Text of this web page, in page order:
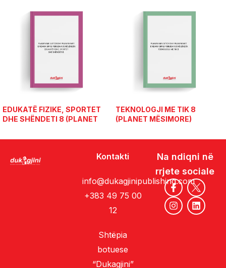
EDUKATË FIZIKE, SPORTET
DHE SHËNDETI 8 (PLANET
TEKNOLOGJI ME TIK 8
(PLANET MËSIMORE)
Kontakti
info@dukagjinipublishing.com
+383 49 75 00
12
Shtëpia
botuese
“Dukagjini”
Na ndiqni në
rrjete sociale